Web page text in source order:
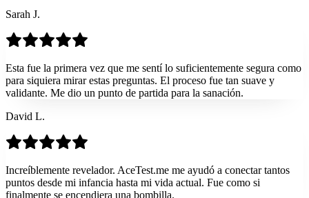
Sarah J.
Esta fue la primera vez que me sentí lo suficientemente segura como
para siquiera mirar estas preguntas. El proceso fue tan suave y
validante. Me dio un punto de partida para la sanación.
David L.
Increíblemente revelador. AceTest.me me ayudó a conectar tantos
puntos desde mi infancia hasta mi vida actual. Fue como si
finalmente se encendiera una bombilla.